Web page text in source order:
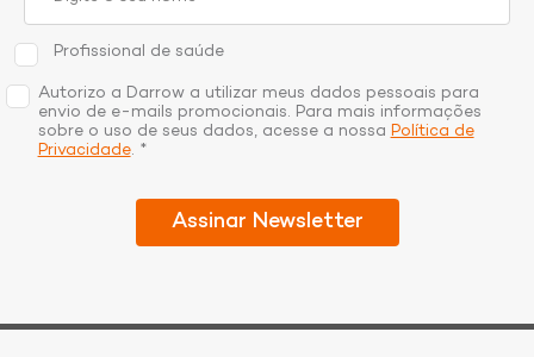
Profissional de saúde
Autorizo a Darrow a utilizar meus dados pessoais para
envio de e-mails promocionais. Para mais informações
sobre o uso de seus dados, acesse a nossa Política de
Privacidade. *